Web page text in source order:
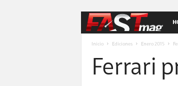
A
S
Inicio Ediciones Enero 2015
Ferrari